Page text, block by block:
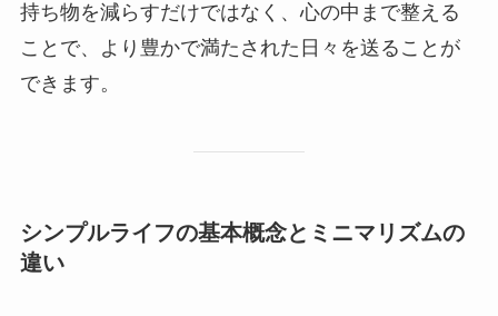
持ち物を減らすだけではなく、心の中まで整える
ことで、より豊かで満たされた日々を送ることが
できます。
シンプルライフの基本概念とミニマリズムの
違い